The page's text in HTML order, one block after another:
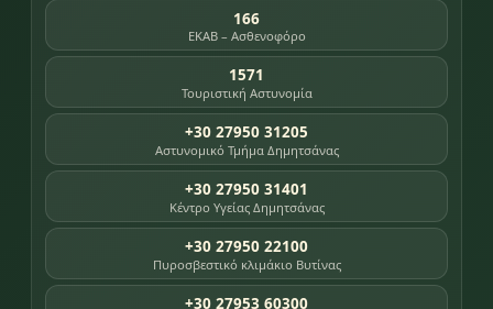
166
ΕΚΑΒ – Ασθενοφόρο
1571
Τουριστική Αστυνομία
+30 27950 31205
Αστυνομικό Τμήμα Δημητσάνας
+30 27950 31401
Κέντρο Υγείας Δημητσάνας
+30 27950 22100
Πυροσβεστικό κλιμάκιο Βυτίνας
+30 27953 60300